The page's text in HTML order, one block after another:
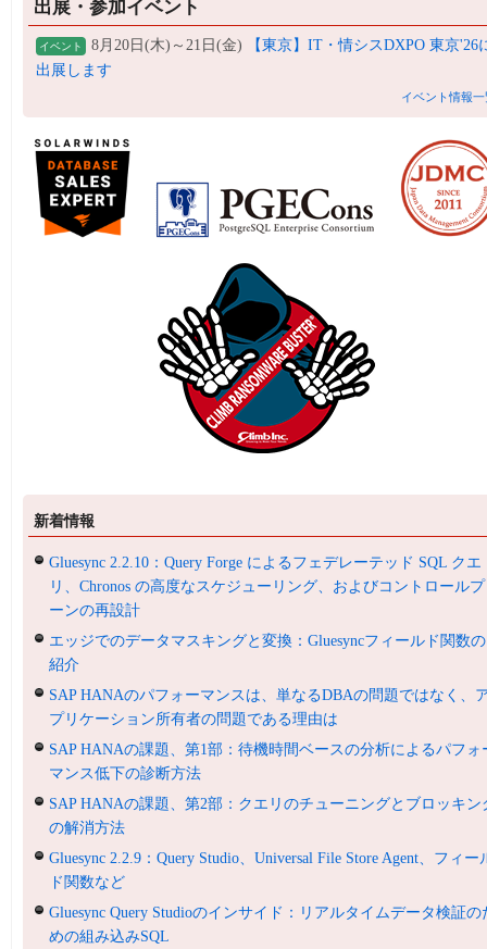
出展・参加イベント
イベント 8月20日(木)～21日(金)
【東京】IT・情シスDXPO 東京'26
出展します
イベント情報一
新着情報
Gluesync 2.2.10：Query Forge によるフェデレーテッド SQL クエ
リ、Chronos の高度なスケジューリング、およびコントロール
ーンの再設計
エッジでのデータマスキングと変換：Gluesyncフィールド関数の
紹介
SAP HANAのパフォーマンスは、単なるDBAの問題ではなく、
プリケーション所有者の問題である理由は
SAP HANAの課題、第1部：待機時間ベースの分析によるパフォ
マンス低下の診断方法
SAP HANAの課題、第2部：クエリのチューニングとブロッキン
の解消方法
Gluesync 2.2.9：Query Studio、Universal File Store Agent、フィー
ド関数など
Gluesync Query Studioのインサイド：リアルタイムデータ検証の
めの組み込みSQL